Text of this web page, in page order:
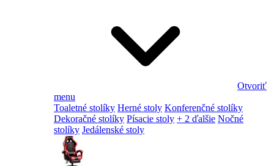
Otvoriť
menu
Toaletné stolíky Herné stoly Konferenčné stolíky
Dekoračné stolíky Písacie stoly + 2 ďalšie Nočné
stolíky Jedálenské stoly